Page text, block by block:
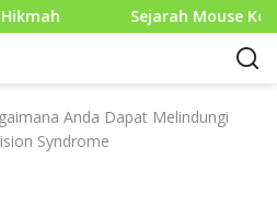
Sejarah Mouse Komputer: Dari
Anda Dapat Melindungi
Syndrome